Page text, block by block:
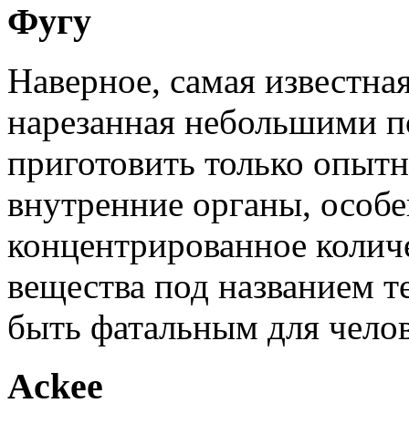
Фугу
Наверное, самая
нарезанная небольшими
приготовить только
внутренние органы,
концентрированное
вещества под названием
быть фатальным для
Ackee